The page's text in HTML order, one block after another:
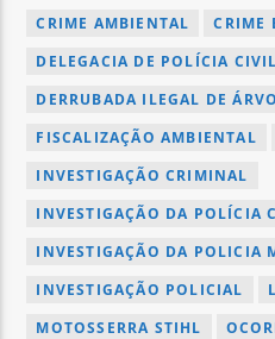
CRIME AMBIENTAL
CRIME
DELEGACIA DE POLÍCIA CIVIL
DERRUBADA ILEGAL DE
FISCALIZAÇÃO AMBIENTAL
INVESTIGAÇÃO CRIMINAL
INVESTIGAÇÃO DA POLÍCIA
INVESTIGAÇÃO DA POLICIA
INVESTIGAÇÃO POLICIAL
MOTOSSERRA STIHL